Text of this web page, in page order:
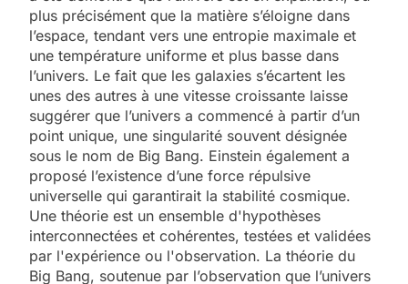
plus précisément que la matière s’éloigne dans
l’espace, tendant vers une entropie maximale et
une température uniforme et plus basse dans
l’univers. Le fait que les galaxies s’écartent les
unes des autres à une vitesse croissante laisse
suggérer que l’univers a commencé à partir d’un
point unique, une singularité souvent désignée
sous le nom de Big Bang. Einstein également a
proposé l’existence d’une force répulsive
universelle qui garantirait la stabilité cosmique.
Une théorie est un ensemble d'hypothèses
interconnectées et cohérentes, testées et validées
par l'expérience ou l'observation. La théorie du
Big Bang, soutenue par l’observation que l’univers